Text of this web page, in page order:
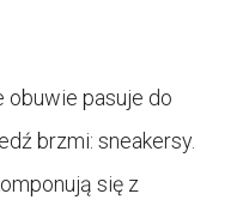
obuwie pasuje do
brzmi: sneakersy.
się z